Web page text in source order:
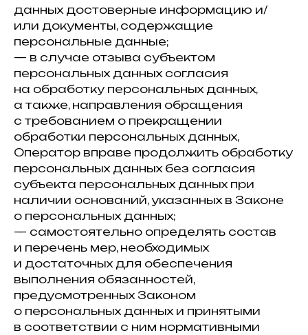
данных достоверные информацию и/
или документы, содержащие
персональные данные;
— в случае отзыва субъектом
персональных данных согласия
на обработку персональных данных,
а также, направления обращения
с требованием о прекращении
обработки персональных данных,
Оператор вправе продолжить обработку
персональных данных без согласия
субъекта персональных данных при
наличии оснований, указанных в Законе
о персональных данных;
— самостоятельно определять состав
и перечень мер, необходимых
и достаточных для обеспечения
выполнения обязанностей,
предусмотренных Законом
о персональных данных и принятыми
в соответствии с ним нормативными